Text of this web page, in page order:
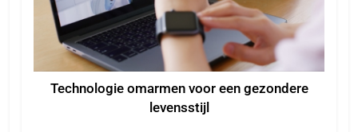
Technologie omarmen voor een gezondere
levensstijl